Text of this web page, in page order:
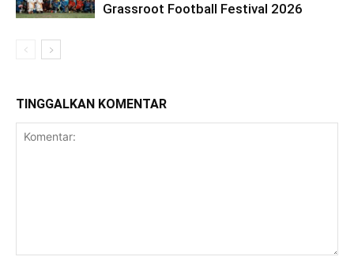
Grassroot Football Festival 2026
TINGGALKAN KOMENTAR